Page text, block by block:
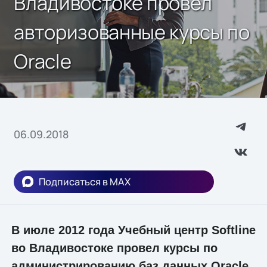
авторизованные курсы по
Oracle
06.09.2018
Подписаться в MAX
В июле 2012 года Учебный центр Softline
во Владивостоке провел курсы по